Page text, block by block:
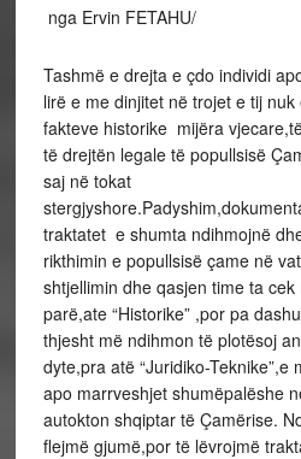
nga Ervin FETAHU/
Tashmë e drejta e çdo individi
lirë e me dinjitet në trojet e tij
fakteve historike mijëra
të drejtën legale të popullsisë
saj në tokat
traktatet e shumta ndihmojnë
rikthimin e popullsisë çame në
shtjellimin dhe qasjen time ta
parë,ate “Historike” ,por pa
thjesht më ndihmon të plotësoj
dyte,pra atë “Juridiko-
apo marrveshjet shumëpalëshe
autokton shqiptar të Çamërise.
flejmë gjumë,por të lëvrojmë